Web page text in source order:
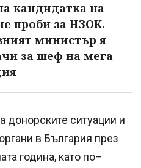
кандидатка на
проби за НЗОК.
министър я
за шеф на мега
донорските ситуации и
в България през
година, като по–